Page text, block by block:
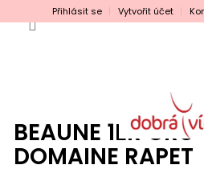
na
Přihlásit se Vytvořit účet
BEAUNE 1ER
DOMAINE RAPET